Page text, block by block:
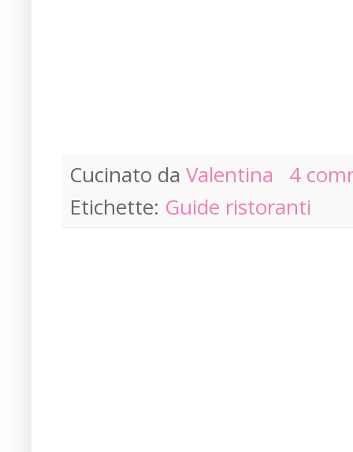
Cucinato da Valentina
4
Etichette: Guide ristoranti